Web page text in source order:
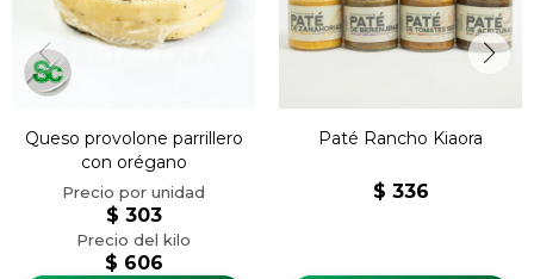
Queso provolone parrillero
con orégano
$ 606
$ 303
Paté Rancho Kiaora
$ 336